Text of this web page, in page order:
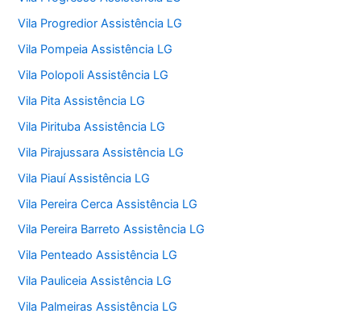
Vila Progredior Assistência LG
Vila Pompeia Assistência LG
Vila Polopoli Assistência LG
Vila Pita Assistência LG
Vila Pirituba Assistência LG
Vila Pirajussara Assistência LG
Vila Piauí Assistência LG
Vila Pereira Cerca Assistência LG
Vila Pereira Barreto Assistência LG
Vila Penteado Assistência LG
Vila Pauliceia Assistência LG
Vila Palmeiras Assistência LG